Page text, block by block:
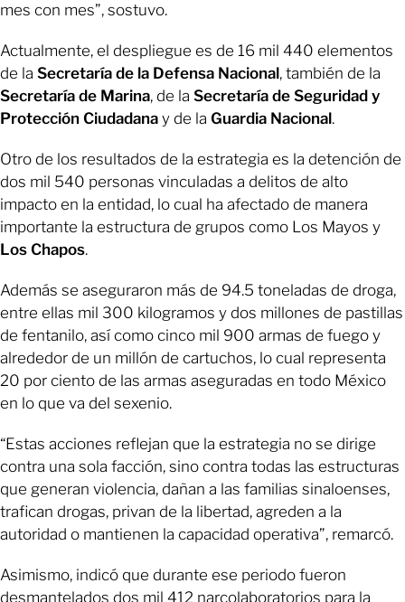
mes con mes”, sostuvo.
Actualmente, el despliegue es de 16 mil 440 elementos
de la Secretaría de la Defensa Nacional, también de la
Secretaría de Marina, de la Secretaría de Seguridad y
Protección Ciudadana y de la Guardia Nacional.
Otro de los resultados de la estrategia es la detención de
dos mil 540 personas vinculadas a delitos de alto
impacto en la entidad, lo cual ha afectado de manera
importante la estructura de grupos como Los Mayos y
Los Chapos.
Además se aseguraron más de 94.5 toneladas de droga,
entre ellas mil 300 kilogramos y dos millones de pastillas
de fentanilo, así como cinco mil 900 armas de fuego y
alrededor de un millón de cartuchos, lo cual representa
20 por ciento de las armas aseguradas en todo México
en lo que va del sexenio.
“Estas acciones reflejan que la estrategia no se dirige
contra una sola facción, sino contra todas las estructuras
que generan violencia, dañan a las familias sinaloenses,
trafican drogas, privan de la libertad, agreden a la
autoridad o mantienen la capacidad operativa”, remarcó.
Asimismo, indicó que durante ese periodo fueron
desmantelados dos mil 412 narcolaboratorios para la